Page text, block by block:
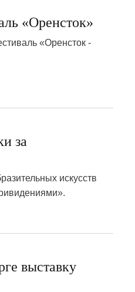
«Оренсток»
«Оренсток -
за
искусств
выставку